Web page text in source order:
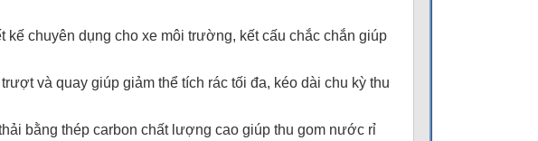
chuyên dụng cho xe môi trường, kết cấu chắc chắn giúp
và quay giúp giảm thể tích rác tối đa, kéo dài chu kỳ thu
bằng thép carbon chất lượng cao giúp thu gom nước rỉ